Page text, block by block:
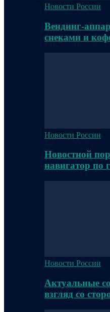
Новости России
Вендинг-
снеками и
Новости России
Новостной
навигатор по
Новости России
Актуальные
взгляд со